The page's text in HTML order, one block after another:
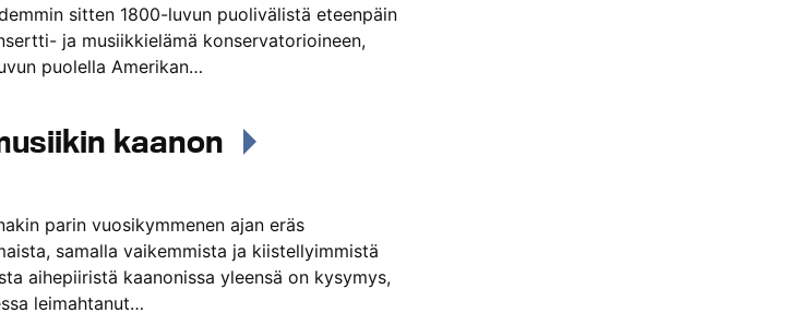
sitten 1800-luvun puolivälistä eteenpäin
ja musiikkielämä konservatorioineen,
puolella Amerikan…
kaanon
parin vuosikymmenen ajan eräs
samalla vaikemmista ja kiistellyimmistä
aihepiiristä kaanonissa yleensä on kysymys,
leimahtanut…